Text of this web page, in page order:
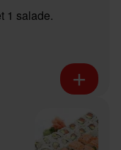
1 salade.